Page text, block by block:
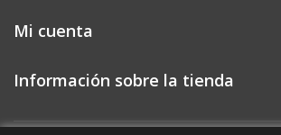
Mi cuenta
Información sobre la tienda